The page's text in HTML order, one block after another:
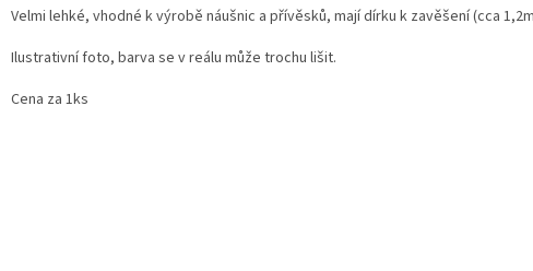
Velmi lehké, vhodné k výrobě náušnic a přívěsků, mají dírku k zavěšení (cca
Ilustrativní foto, barva se v reálu může trochu lišit.
Cena za 1ks